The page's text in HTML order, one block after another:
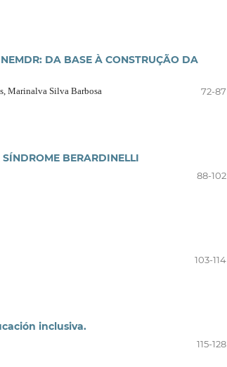
DA BASE À CONSTRUÇÃO DA
Marinalva Silva Barbosa 72-87
BERARDINELLI
88-102
103-114
inclusiva.
115-128